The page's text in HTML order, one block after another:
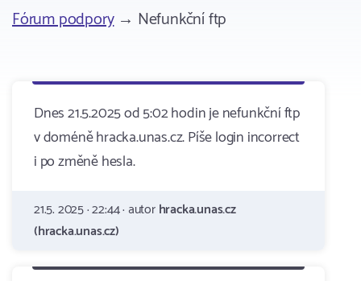
Fórum podpory→ Nefunkční ftp
Dnes 21.5.2025 od 5:02 hodin je nefunkční ftp
v doméně hracka.unas.cz. Píše login incorrect
i po změně hesla.
21.5. 2025 · 22:44 · autorhracka.unas.cz
(hracka.unas.cz)